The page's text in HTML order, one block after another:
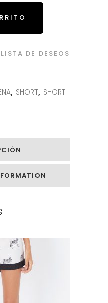
DE DESEOS
, SHORT, SHORT